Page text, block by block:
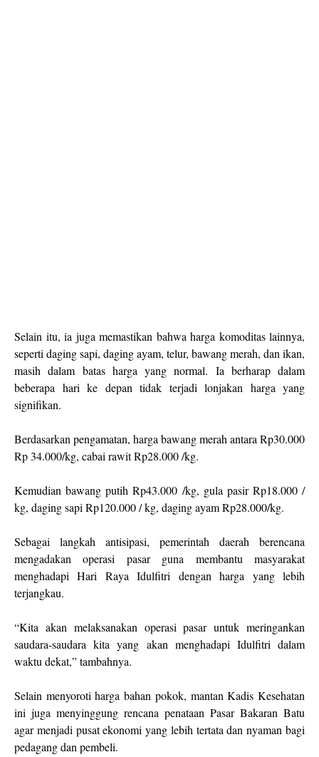
Selain itu, ia juga memastikan bahwa harga komoditas lainnya,
seperti daging sapi, daging ayam, telur, bawang merah, dan ikan,
masih dalam batas harga yang normal. Ia berharap dalam
beberapa hari ke depan tidak terjadi lonjakan harga yang
signifikan.
Berdasarkan pengamatan, harga bawang merah antara Rp30.000
Rp 34.000/kg, cabai rawit Rp28.000 /kg.
Kemudian bawang putih Rp43.000 /kg, gula pasir Rp18.000 /
kg, daging sapi Rp120.000 / kg, daging ayam Rp28.000/kg.
Sebagai langkah antisipasi, pemerintah daerah berencana
mengadakan operasi pasar guna membantu masyarakat
menghadapi Hari Raya Idulfitri dengan harga yang lebih
terjangkau.
“Kita akan melaksanakan operasi pasar untuk meringankan
saudara-saudara kita yang akan menghadapi Idulfitri dalam
waktu dekat,” tambahnya.
Selain menyoroti harga bahan pokok, mantan Kadis Kesehatan
ini juga menyinggung rencana penataan Pasar Bakaran Batu
agar menjadi pusat ekonomi yang lebih tertata dan nyaman bagi
pedagang dan pembeli.